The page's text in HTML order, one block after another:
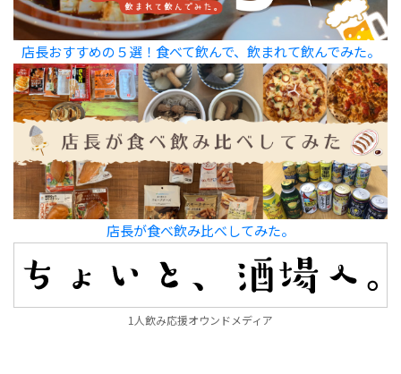
店長おすすめの５選！食べて飲んで、飲まれて飲んでみた。
店長が食べ飲み比べしてみた。
1人飲み応援オウンドメディア